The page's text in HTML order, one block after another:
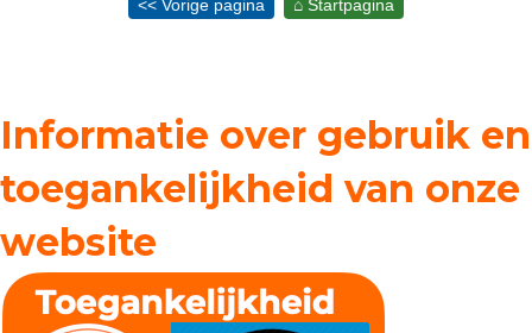
<< Vorige pagina ⌂ Startpagina
Informatie over gebruik en
toegankelijkheid van onze
website